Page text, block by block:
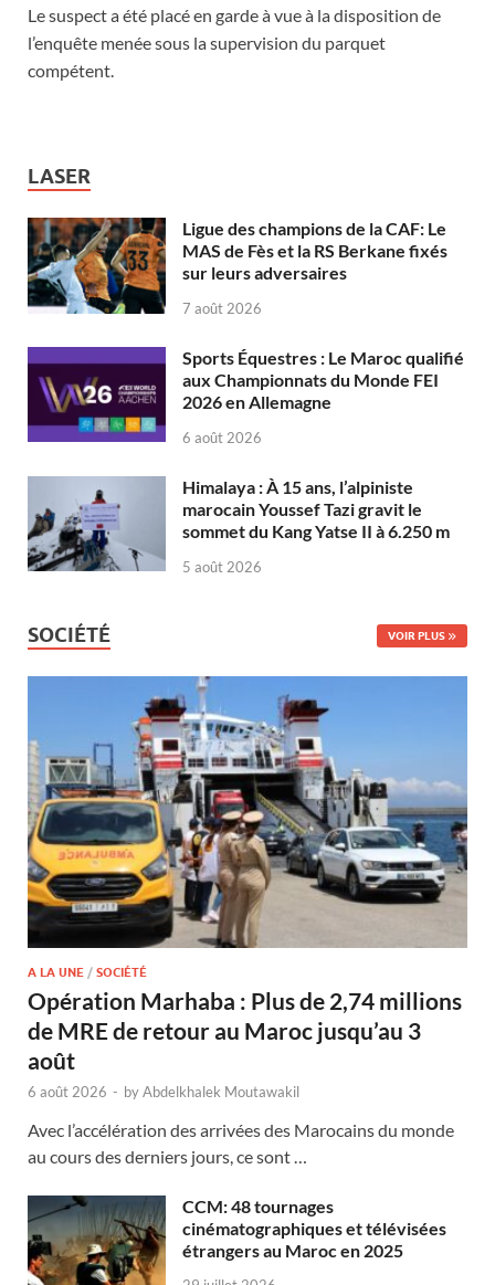
Le suspect a été placé en garde à vue à la disposition de
l’enquête menée sous la supervision du parquet
compétent.
LASER
Ligue des champions de la CAF: Le
MAS de Fès et la RS Berkane fixés
sur leurs adversaires
7 août 2026
Sports Équestres : Le Maroc qualifié
aux Championnats du Monde FEI
2026 en Allemagne
6 août 2026
Himalaya : À 15 ans, l’alpiniste
marocain Youssef Tazi gravit le
sommet du Kang Yatse II à 6.250 m
5 août 2026
SOCIÉTÉ VOIR PLUS
A LA UNE / SOCIÉTÉ
Opération Marhaba : Plus de 2,74 millions
de MRE de retour au Maroc jusqu’au 3
août
6 août 2026 - byAbdelkhalek Moutawakil
Avec l’accélération des arrivées des Marocains du monde
au cours des derniers jours, ce sont …
CCM: 48 tournages
cinématographiques et télévisées
étrangers au Maroc en 2025